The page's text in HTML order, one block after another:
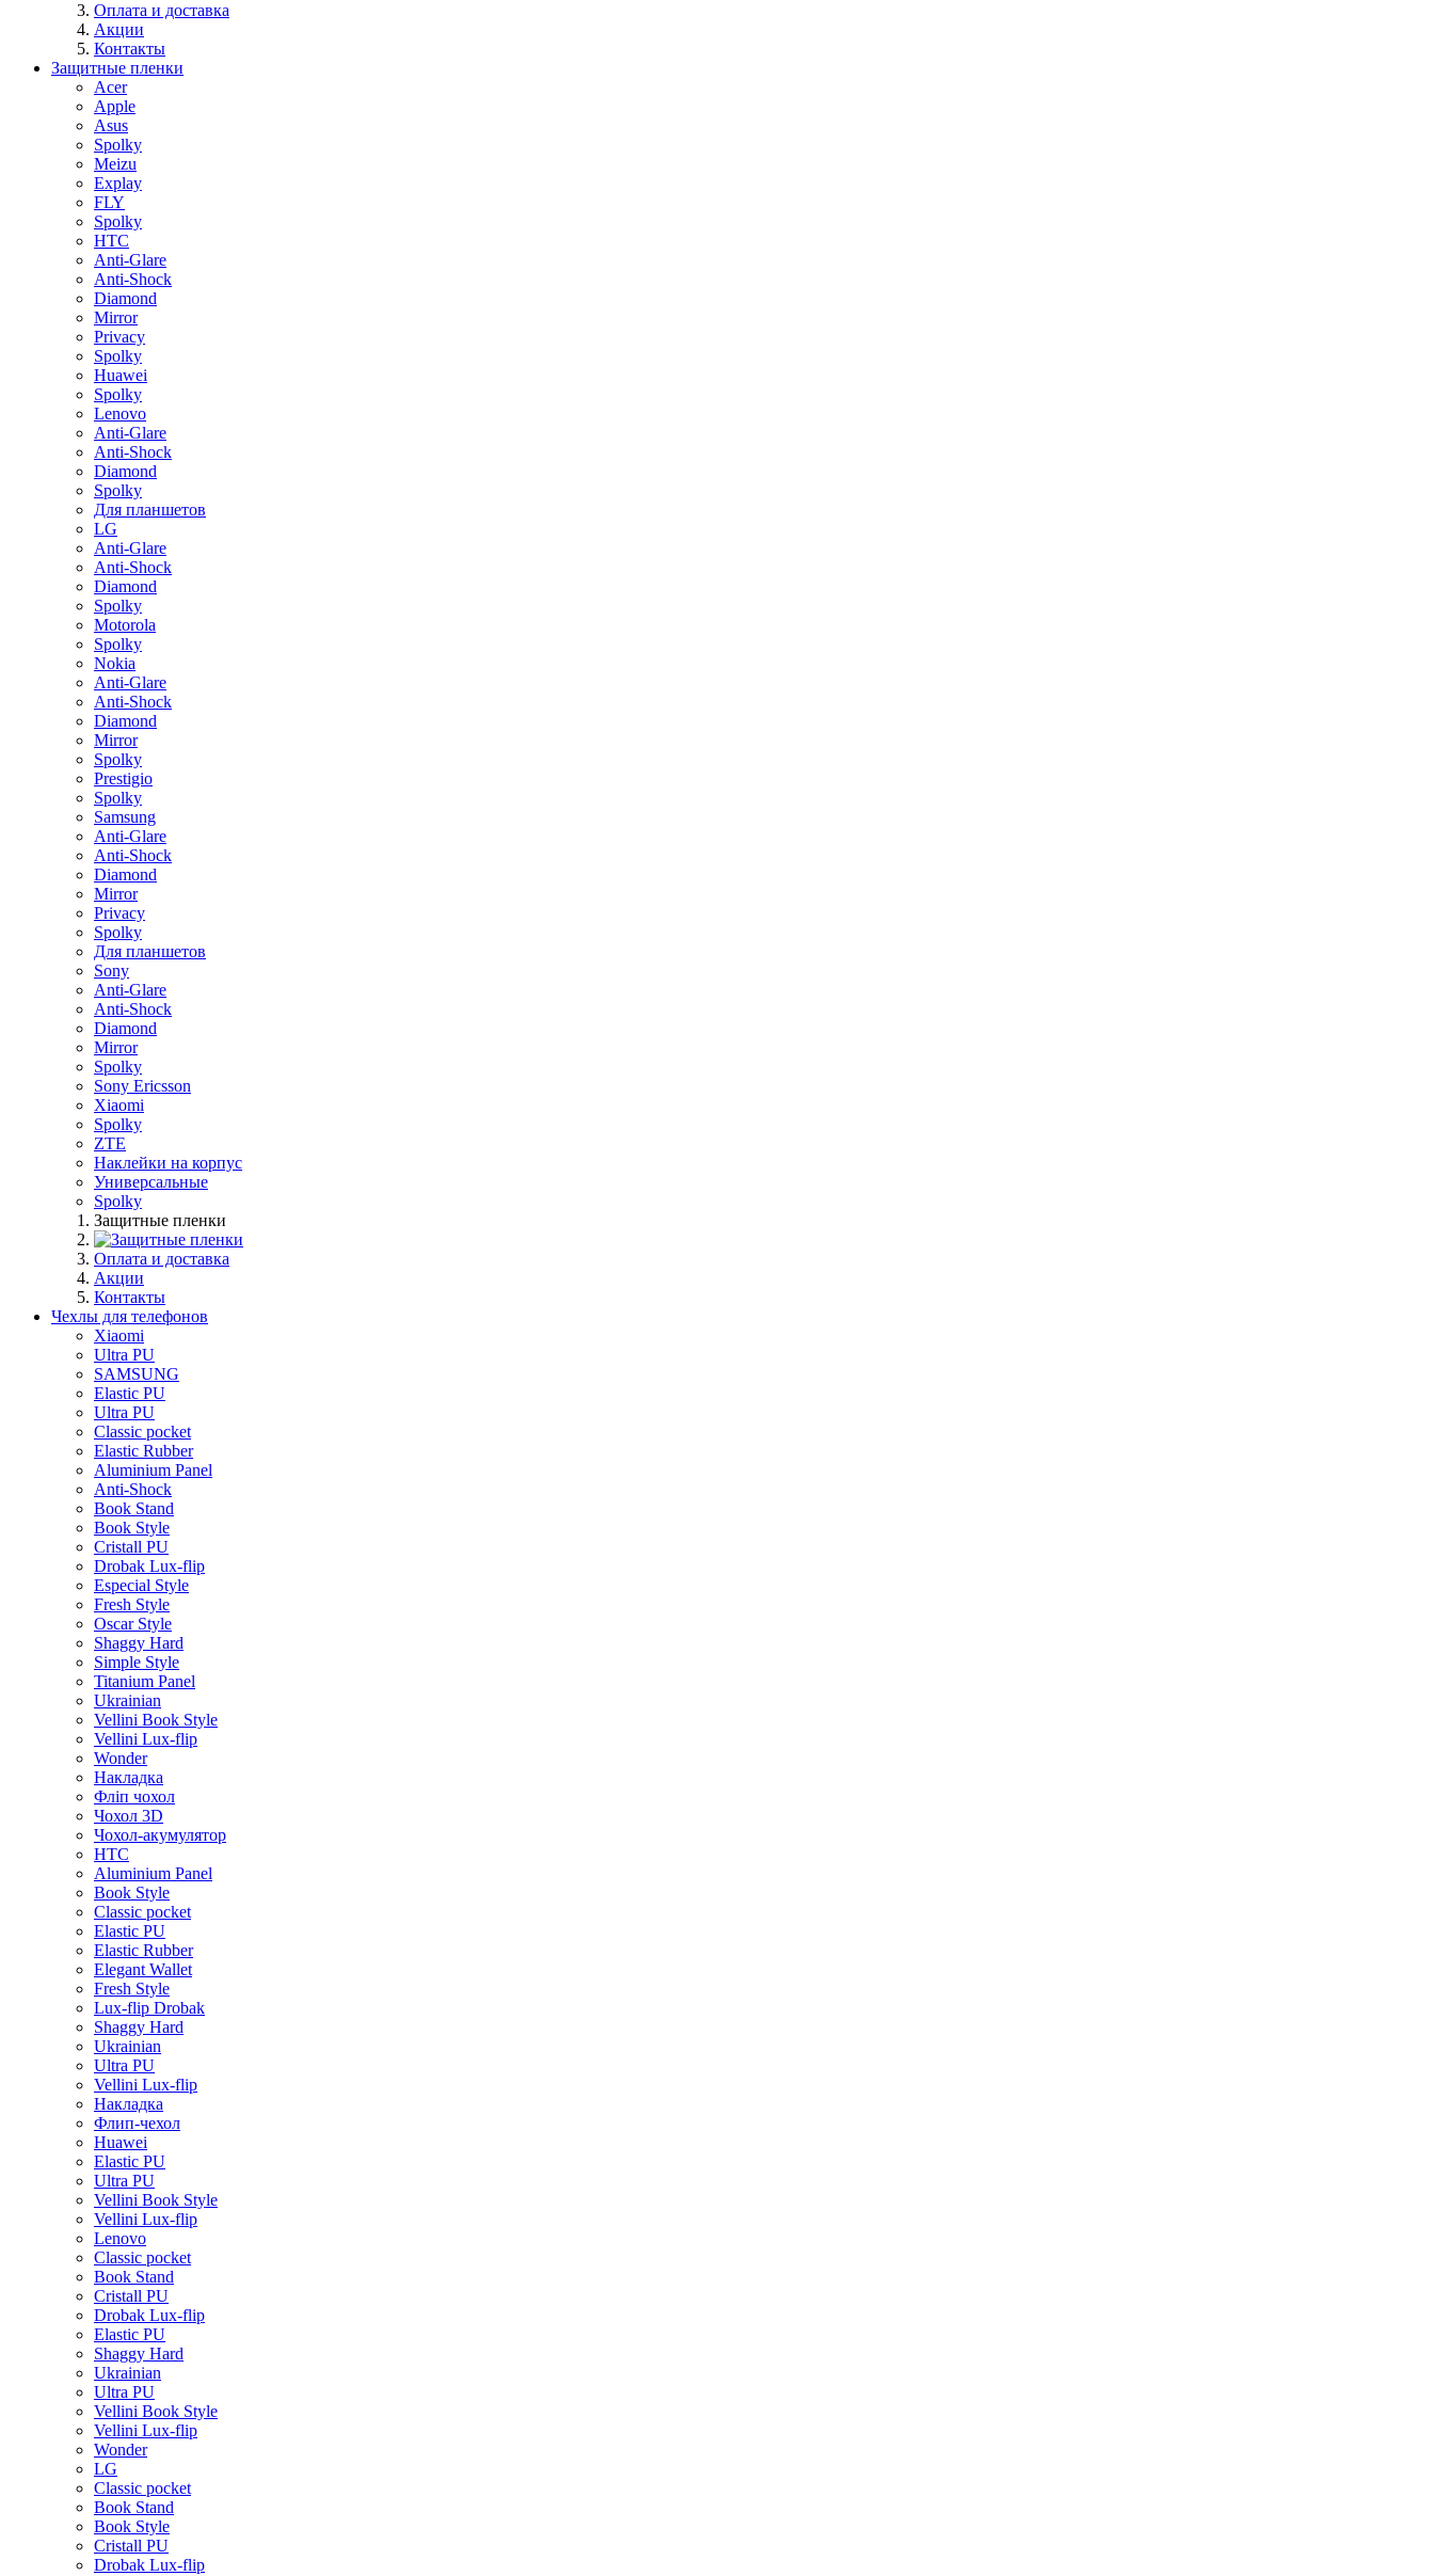
Оплата и доставка
Акции
Контакты
Защитные пленки
Acer
Apple
Asus
Spolky
Meizu
Explay
FLY
Spolky
HTC
Anti-Glare
Anti-Shock
Diamond
Mirror
Privacy
Spolky
Huawei
Spolky
Lenovo
Anti-Glare
Anti-Shock
Diamond
Spolky
Для планшетов
LG
Anti-Glare
Anti-Shock
Diamond
Spolky
Motorola
Spolky
Nokia
Anti-Glare
Anti-Shock
Diamond
Mirror
Spolky
Prestigio
Spolky
Samsung
Anti-Glare
Anti-Shock
Diamond
Mirror
Privacy
Spolky
Для планшетов
Sony
Anti-Glare
Anti-Shock
Diamond
Mirror
Spolky
Sony Ericsson
Xiaomi
Spolky
ZTE
Наклейки на корпус
Универсальные
Spolky
Защитные пленки
Оплата и доставка
Акции
Контакты
Чехлы для телефонов
Xiaomi
Ultra PU
SAMSUNG
Elastic PU
Ultra PU
Classic pocket
Elastic Rubber
Aluminium Panel
Anti-Shock
Book Stand
Book Style
Cristall PU
Drobak Lux-flip
Especial Style
Fresh Style
Oscar Style
Shaggy Hard
Simple Style
Titanium Panel
Ukrainian
Vellini Book Style
Vellini Lux-flip
Wonder
Накладка
Фліп чохол
Чохол 3D
Чохол-акумулятор
HTC
Aluminium Panel
Book Style
Classic pocket
Elastic PU
Elastic Rubber
Elegant Wallet
Fresh Style
Lux-flip Drobak
Shaggy Hard
Ukrainian
Ultra PU
Vellini Lux-flip
Накладка
Флип-чехол
Huawei
Elastic PU
Ultra PU
Vellini Book Style
Vellini Lux-flip
Lenovo
Classic pocket
Book Stand
Cristall PU
Drobak Lux-flip
Elastic PU
Shaggy Hard
Ukrainian
Ultra PU
Vellini Book Style
Vellini Lux-flip
Wonder
LG
Classic pocket
Book Stand
Book Style
Cristall PU
Drobak Lux-flip